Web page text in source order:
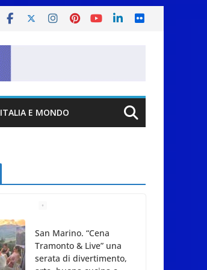
ITALIA E MONDO
San Marino. “Cena
Tramonto & Live” una
serata di divertimento,